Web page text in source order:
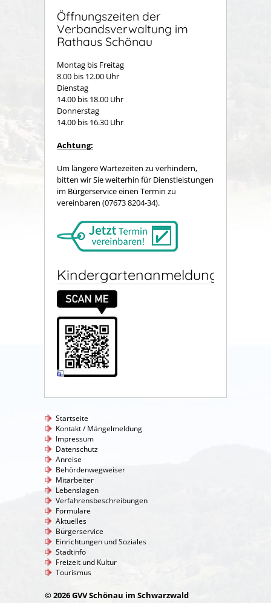
Öffnungszeiten der
Verbandsverwaltung im
Rathaus Schönau
Montag bis Freitag
8.00 bis 12.00 Uhr
Dienstag
14.00 bis 18.00 Uhr
Donnerstag
14.00 bis 16.30 Uhr
Achtung:
Um längere Wartezeiten zu verhindern,
bitten wir Sie weiterhin für Dienstleistungen
im Bürgerservice einen Termin zu
vereinbaren (07673 8204-34).
Kindergartenanmeldung
Startseite
Kontakt / Mängelmeldung
Impressum
Datenschutz
Anreise
Behördenwegweiser
Mitarbeiter
Lebenslagen
Verfahrensbeschreibungen
Formulare
Aktuelles
Bürgerservice
Einrichtungen und Soziales
Stadtinfo
Freizeit und Kultur
Tourismus
© 2026 GVV Schönau im Schwarzwald